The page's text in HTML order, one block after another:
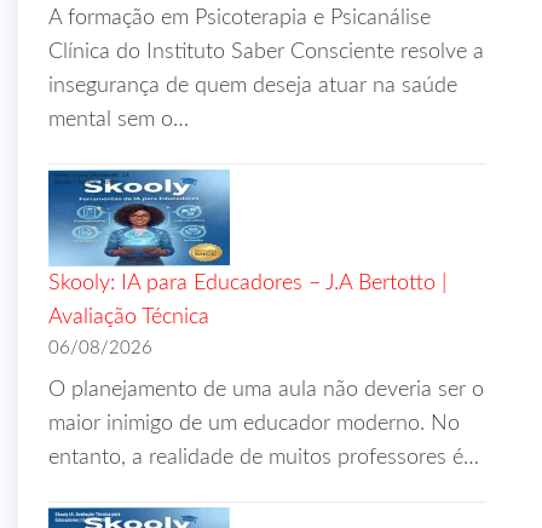
A formação em Psicoterapia e Psicanálise
Clínica do Instituto Saber Consciente resolve a
insegurança de quem deseja atuar na saúde
mental sem o…
Skooly: IA para Educadores – J.A Bertotto |
Avaliação Técnica
06/08/2026
O planejamento de uma aula não deveria ser o
maior inimigo de um educador moderno. No
entanto, a realidade de muitos professores é…